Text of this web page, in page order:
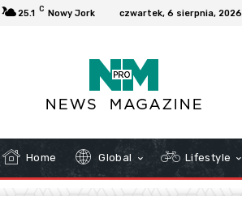
25.1 C Nowy Jork czwartek, 6 sierpnia, 2026
Home Global Lifestyle